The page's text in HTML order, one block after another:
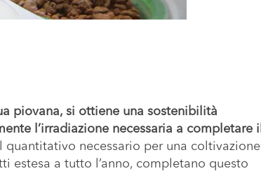
piovana, si ottiene una sostenibilità
l’irradiazione necessaria a completare il
quantitativo necessario per una coltivazione
a tutto l’anno, completano questo